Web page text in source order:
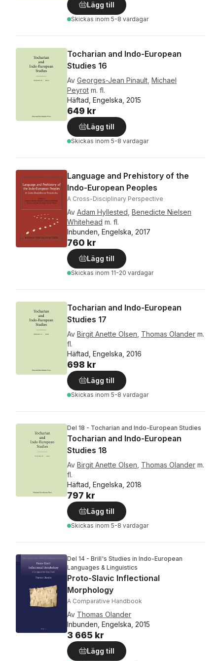
Lägg till
Skickas inom 5-8 vardagar
Tocharian and Indo-European
Studies 16
Av Georges-Jean Pinault Michael
Peyrot m. fl.
Häftad, Engelska, 2015
649 kr
Lägg till
Skickas inom 5-8 vardagar
Language and Prehistory of the
Indo-European Peoples
A Cross-Disciplinary Perspective
Av Adam Hyllested Benedicte Nielsen
Whitehead m. fl.
Inbunden, Engelska, 2017
760 kr
Lägg till
Skickas inom 11-20 vardagar
Tocharian and Indo-European
Studies 17
Av Birgit Anette Olsen Thomas Olander m.
fl.
Häftad, Engelska, 2016
698 kr
Lägg till
Skickas inom 5-8 vardagar
Del 18 - Tocharian and Indo-European Studies
Tocharian and Indo-European
Studies 18
Av Birgit Anette Olsen Thomas Olander m.
fl.
Häftad, Engelska, 2018
797 kr
Lägg till
Skickas inom 5-8 vardagar
Del 14 - Brill's Studies in Indo-European
Languages & Linguistics
Proto-Slavic Inflectional
Morphology
A Comparative Handbook
Av Thomas Olander
Inbunden, Engelska, 2015
3 665 kr
Lägg till